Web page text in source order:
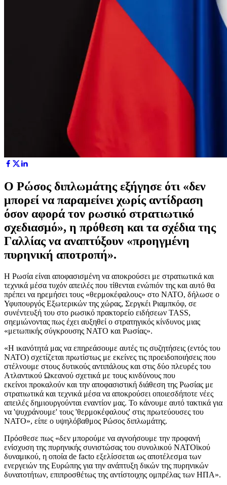
Ο Ρώσος διπλωμάτης εξήγησε ότι «δεν
μπορεί να παραμείνει χωρίς αντίδραση
όσον αφορά τον ρωσικό στρατιωτικό
σχεδιασμό», η πρόθεση και τα σχέδια της
Γαλλίας να αναπτύξουν «προηγμένη
πυρηνική αποτροπή».
Η Ρωσία είναι αποφασισμένη να αποκρούσει με στρατιωτικά και
τεχνικά μέσα τυχόν απειλές που τίθενται ενώπιόν της και αυτό θα
πρέπει να ηρεμήσει τους «θερμοκέφαλους» στο ΝΑΤΟ, δήλωσε ο
Υφυπουργός Εξωτερικών της χώρας, Σεργκέι Ριαμπκόφ, σε
συνέντευξή του στο ρωσικό πρακτορείο ειδήσεων TASS,
σηεμιώνοντας πως έχει αυξηθεί ο στρατηγικός κίνδυνος μιας
«μετωπικής σύγκρουσης ΝΑΤΟ και Ρωσίας».
«Η ικανότητά μας να επηρεάσουμε αυτές τις συζητήσεις (εντός του
ΝΑΤΟ) σχετίζεται πρωτίστως με εκείνες τις προειδοποιήσεις που
στέλνουμε στους δυτικούς αντιπάλους και στις δύο πλευρές του
Ατλαντικού Ωκεανού σχετικά με τους κινδύνους που
εκείνοι προκαλούν και την αποφασιστική διάθεση της Ρωσίας με
στρατιωτικά και τεχνικά μέσα να αποκρούσει οποιεσδήποτε νέες
απειλές δημιουργούνται εναντίον μας. Το κάνουμε αυτό τακτικά για
να 'ψυχράνουμε' τους 'θερμοκέφαλους' στις πρωτεύουσες του
ΝΑΤΟ», είπε ο υψηλόβαθμος Ρώσος διπλωμάτης.
Πρόσθεσε πως «δεν μπορούμε να αγνοήσουμε την προφανή
ενίσχυση της πυρηνικής συνιστώσας του συνολικού ΝΑΤΟϊκού
δυναμικού, η οποία de facto εξελίσσεται ως αποτέλεσμα των
ενεργειών της Ευρώπης για την ανάπτυξη δικών της πυρηνικών
δυνατοτήτων, επιπροσθέτως της αντίστοιχης ομπρέλας των ΗΠΑ».